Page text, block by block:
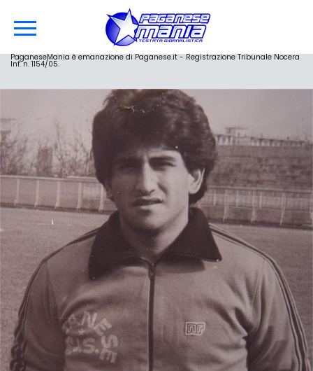
PaganeseMania è emanazione di Paganese.it - Registrazione Tribunale Nocera
Inf. n. 1154/05.